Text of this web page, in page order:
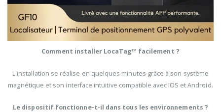
Comment installer LocaTag™ facilement ?
L'installation se réalise en quelques minutes grâce à son système
magnétique et son interface intuitive compatible avec IOS et Android.
Le dispositif fonctionne-t-il dans tous les environnements ?